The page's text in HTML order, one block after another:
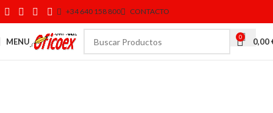
+34 640 158 800 CONTACTO
MENU 0 0,00